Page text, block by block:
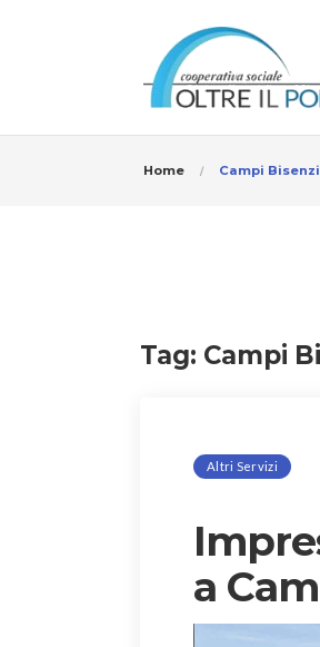
Home Campi
Tag: Campi
Altri Servizi
a